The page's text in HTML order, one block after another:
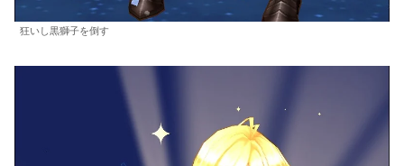
狂いし黒獅子を倒す